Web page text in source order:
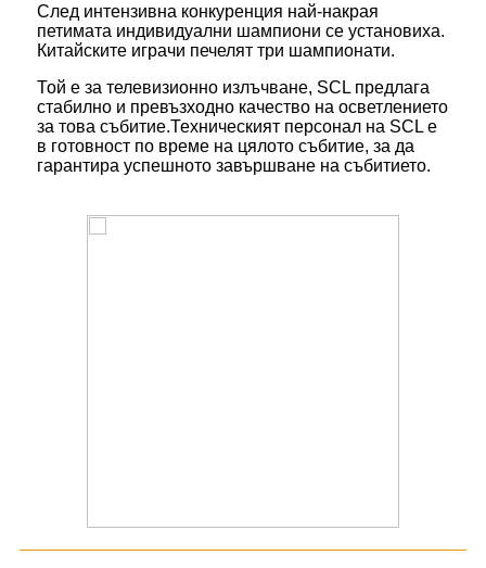
След интензивна конкуренция най-накрая
петимата индивидуални шампиони се установиха.
Китайските играчи печелят три шампионати.
Той е за телевизионно излъчване, SCL предлага
стабилно и превъзходно качество на осветлението
за това събитие.Техническият персонал на SCL е
в готовност по време на цялото събитие, за да
гарантира успешното завършване на събитието.